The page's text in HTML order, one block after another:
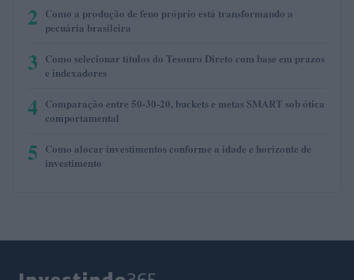
2 Como a produção de feno próprio está transformando a
pecuária brasileira
3 Como selecionar títulos do Tesouro Direto com base em prazos
e indexadores
4 Comparação entre 50-30-20, buckets e metas SMART sob ótica
comportamental
5 Como alocar investimentos conforme a idade e horizonte de
investimento